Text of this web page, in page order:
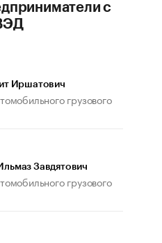
с
Иршатович
грузового
Завдятович
грузового